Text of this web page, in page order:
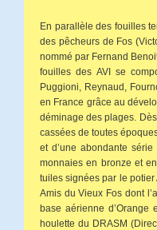
En parallèle des fouilles
des pêcheurs de Fos
nommé par Fernand
fouilles des AVI se
Puggioni, Reynaud,
en France grâce au
déminage des plages.
cassées de toutes
et d’une abondante
monnaies en bronze et
tuiles signées par le potier
Amis du Vieux Fos dont
base aérienne d’Orange
houlette du DRASM